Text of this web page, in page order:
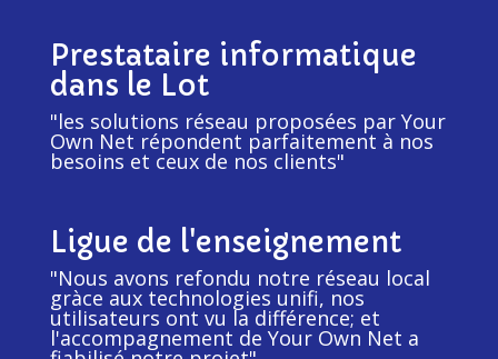
Prestataire informatique
dans le Lot
"les solutions réseau proposées par Your
Own Net répondent parfaitement à nos
besoins et ceux de nos clients"
Ligue de l'enseignement
"Nous avons refondu notre réseau local
gràce aux technologies unifi, nos
utilisateurs ont vu la différence; et
l'accompagnement de Your Own Net a